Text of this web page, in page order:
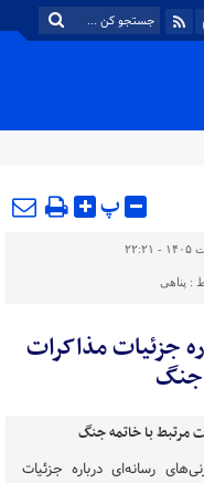
پ
: پناهی
جزئیات مذاکرات
جنگ
رسانه‌ای درباره جزئیات